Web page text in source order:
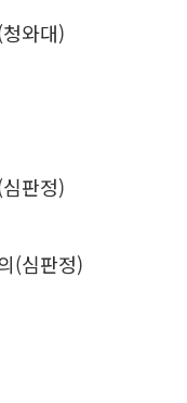
와대)
판정)
(심판정)